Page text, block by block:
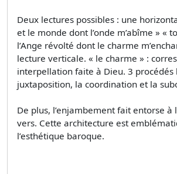
Deux lectures possibles : une
et le monde dont l’onde m’abîme » «
l’Ange révolté dont le charme
lecture verticale. « le charme » :
interpellation faite à Dieu. 3 procédés
juxtaposition, la coordination et la
De plus, l’enjambement fait entorse
vers. Cette architecture est
l’esthétique baroque.